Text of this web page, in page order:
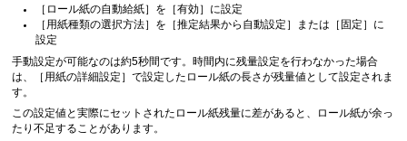
［ ロール紙の自動給紙］を［有効］に設定
［ 用紙種類の選択方法］を［推定結果から自動設定 ］または［ 固定 ］に
設定
手動設定が可能なのは約5秒間です。時間内に残量設定を行わなかった場合
は、［ 用紙の詳細設定 ］で設定したロール紙の長さが残量値として設定されま
す。
この設定値と実際にセットされたロール紙残量に差があると、ロール紙が余っ
たり不足することがあります。